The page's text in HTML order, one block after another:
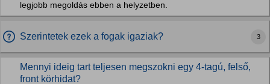
legjobb megoldás ebben a helyzetben.
Szerintetek ezek a fogak igaziak? 3
Mennyi ideig tart teljesen megszokni egy 4-tagú, felső,
front körhidat?